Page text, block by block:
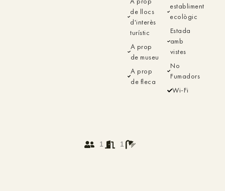
de llocs
d'interès
turístic
A prop
de museu
A prop
de fleca
establiment
ecològic
Estada
amb
vistes
No
Fumadors
Wi-Fi
1 1